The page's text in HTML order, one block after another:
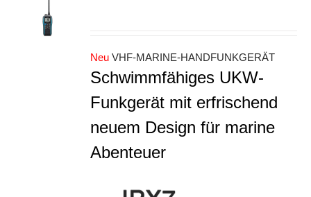
Neu VHF-MARINE-HANDFUNKGERÄT
Schwimmfähiges UKW-
Funkgerät mit erfrischend
neuem Design für marine
Abenteuer